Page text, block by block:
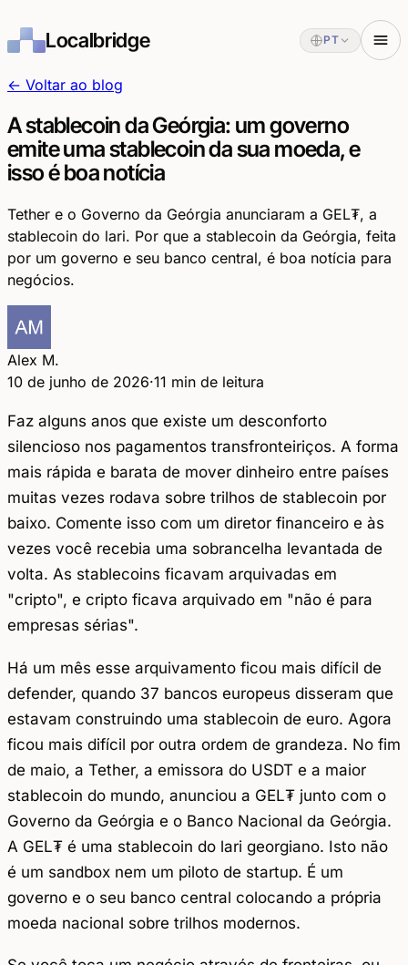
Localbridge PT
← Voltar ao blog
A stablecoin da Geórgia: um governo
emite uma stablecoin da sua moeda, e
isso é boa notícia
Tether e o Governo da Geórgia anunciaram a GEL₮, a
stablecoin do lari. Por que a stablecoin da Geórgia, feita
por um governo e seu banco central, é boa notícia para
negócios.
Alex M.
10 de junho de 2026·11 min de leitura
Faz alguns anos que existe um desconforto
silencioso nos pagamentos transfronteiriços. A forma
mais rápida e barata de mover dinheiro entre países
muitas vezes rodava sobre trilhos de stablecoin por
baixo. Comente isso com um diretor financeiro e às
vezes você recebia uma sobrancelha levantada de
volta. As stablecoins ficavam arquivadas em
"cripto", e cripto ficava arquivado em "não é para
empresas sérias".
Há um mês esse arquivamento ficou mais difícil de
defender, quando 37 bancos europeus disseram que
estavam construindo uma stablecoin de euro. Agora
ficou mais difícil por outra ordem de grandeza. No fim
de maio, a Tether, a emissora do USDT e a maior
stablecoin do mundo, anunciou a GEL₮ junto com o
Governo da Geórgia e o Banco Nacional da Geórgia.
A GEL₮ é uma stablecoin do lari georgiano. Isto não
é um sandbox nem um piloto de startup. É um
governo e o seu banco central colocando a própria
moeda nacional sobre trilhos modernos.